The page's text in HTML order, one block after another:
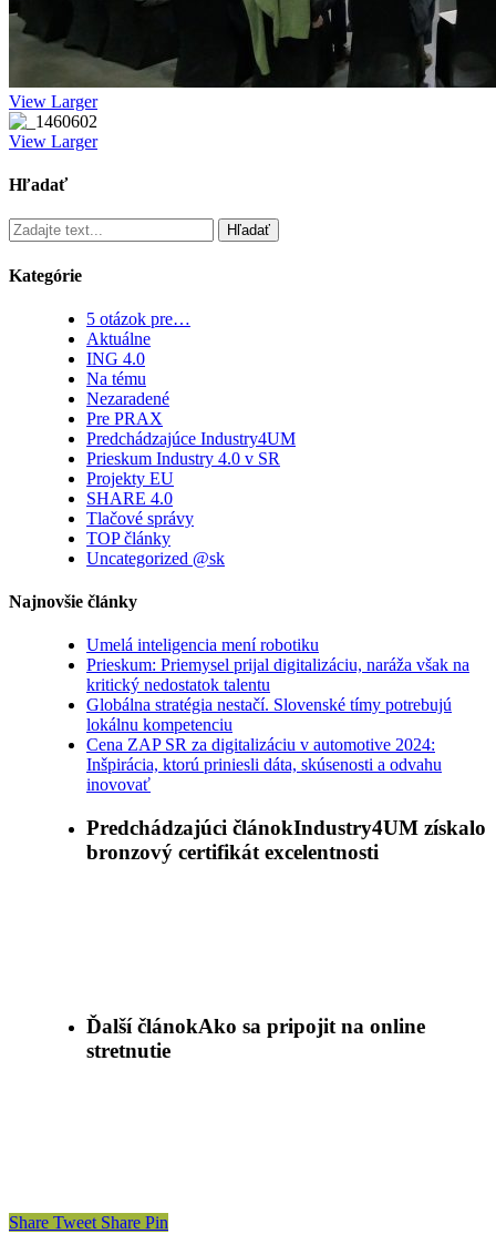
View Larger
View Larger
Hľadať
Hľadať
Kategórie
5 otázok pre…
Aktuálne
ING 4.0
Na tému
Nezaradené
Pre PRAX
Predchádzajúce Industry4UM
Prieskum Industry 4.0 v SR
Projekty EU
SHARE 4.0
Tlačové správy
TOP články
Uncategorized @sk
Najnovšie články
Umelá inteligencia mení robotiku
Prieskum: Priemysel prijal digitalizáciu, naráža však na
kritický nedostatok talentu
Globálna stratégia nestačí. Slovenské tímy potrebujú
lokálnu kompetenciu
Cena ZAP SR za digitalizáciu v automotive 2024:
Inšpirácia, ktorú priniesli dáta, skúsenosti a odvahu
inovovať
Predchádzajúci článokIndustry4UM získalo
bronzový certifikát excelentnosti
Ďalší článokAko sa pripojit na online
stretnutie
Share Tweet Share Pin